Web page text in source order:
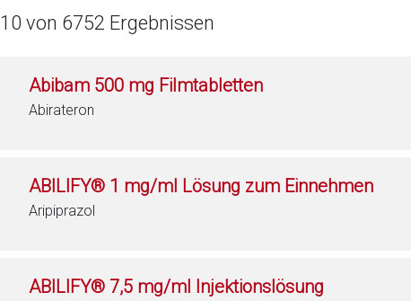
10 von 6752 Ergebnissen
Abibam 500 mg Filmtabletten
Abirateron
ABILIFY® 1 mg/ml Lösung zum Einnehmen
Aripiprazol
ABILIFY® 7,5 mg/ml Injektionslösung